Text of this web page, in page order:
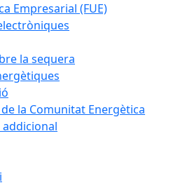
Empresarial (FUE)
la sequera
la Comunitat Energètica